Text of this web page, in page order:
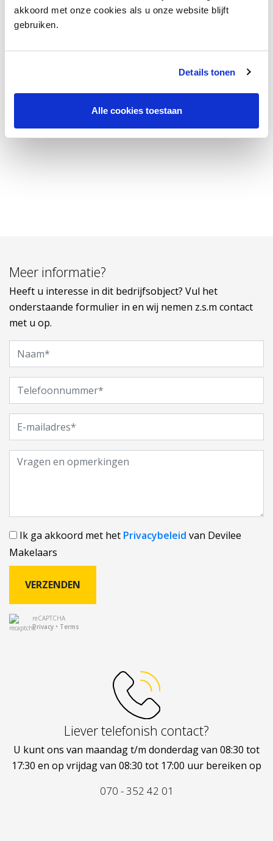
akkoord met onze cookies als u onze website blijft
gebruiken.
Details tonen
Alle cookies toestaan
Totaaloppervlakte 62m²
Indeling
Toilet, Pantry
Meer informatie?
Heeft u interesse in dit bedrijfsobject? Vul het
onderstaande formulier in en wij nemen z.s.m contact
met u op.
Ik ga akkoord met het Privacybeleid van Devilee
Makelaars
VERZENDEN
reCAPTCHA
Privacy • Terms
Liever telefonish contact?
U kunt ons van maandag t/m donderdag van 08:30 tot
17:30 en op vrijdag van 08:30 tot 17:00 uur bereiken op
070 - 352 42 01